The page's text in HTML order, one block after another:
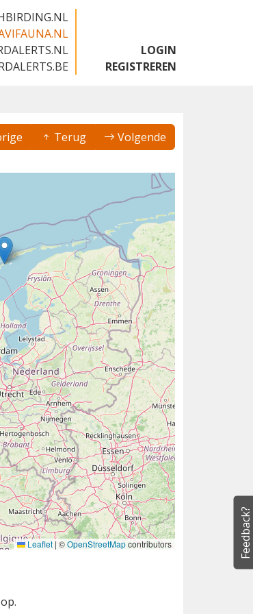
LOGIN
REGISTREREN
Terug Volgende
Leaflet |©OpenStreetMapcontributors Feedback?